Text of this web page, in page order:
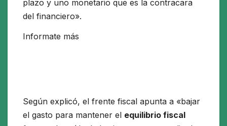
plazo y uno monetario que es la contracara
del financiero».
Informate más
Según explicó, el frente fiscal apunta a «bajar
el gasto para mantener el equilibrio fiscal